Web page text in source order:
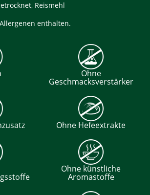
Reismehl
enthalten.
Ohne
Geschmacksverstärker
Ohne Hefeextrakte
Ohne künstliche
Aromastoffe